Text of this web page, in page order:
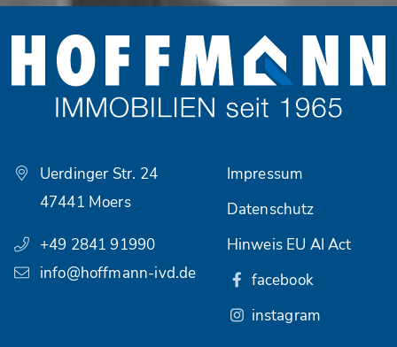
Uerdinger Str. 24
47441 Moers
+49 2841 91990
info@hoffmann-ivd.de
Impressum
Datenschutz
Hinweis EU AI Act
facebook
instagram